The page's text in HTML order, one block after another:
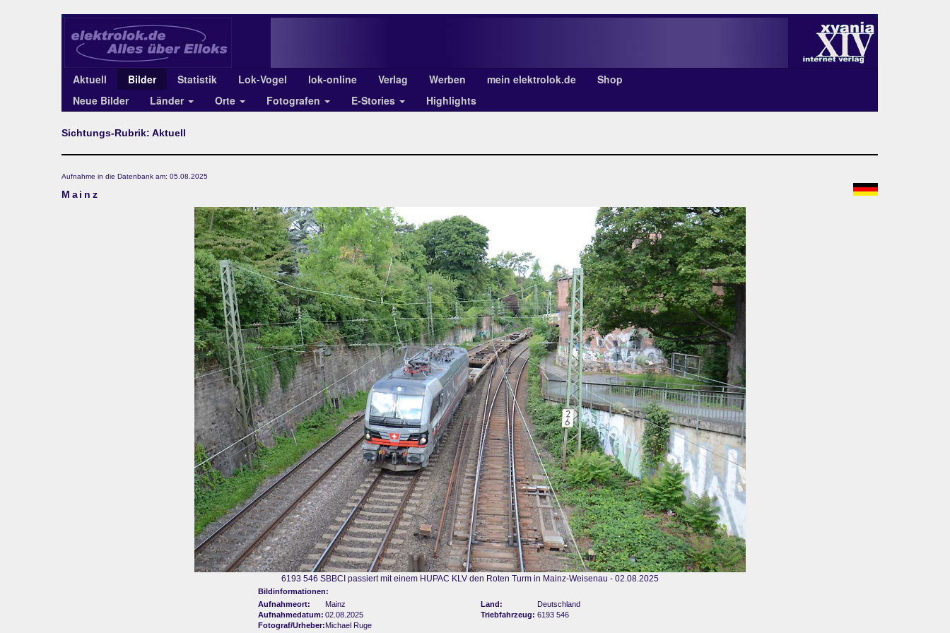
Aktuell Bilder Statistik Lok-Vogel lok-online Verlag Werben mein elektrolok.de
Shop
Neue Bilder
Länder Orte Fotografen E-Stories Highlights
Sichtungs-Rubrik: Aktuell
Aufnahme in die Datenbank am: 05.08.2025
Mainz
6193 546 SBBCI passiert mit einem HUPAC KLV den Roten Turm in Mainz-Weisenau - 02.08.2025
Bildinformationen:
Aufnahmeort:
Mainz Land:
Deutschland
Aufnahmedatum: 02.08.2025 Triebfahrzeug: 6193 546
Fotograf/Urheber:Michael Ruge